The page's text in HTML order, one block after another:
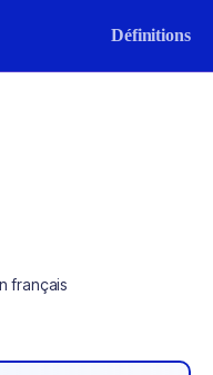
Définitions
français